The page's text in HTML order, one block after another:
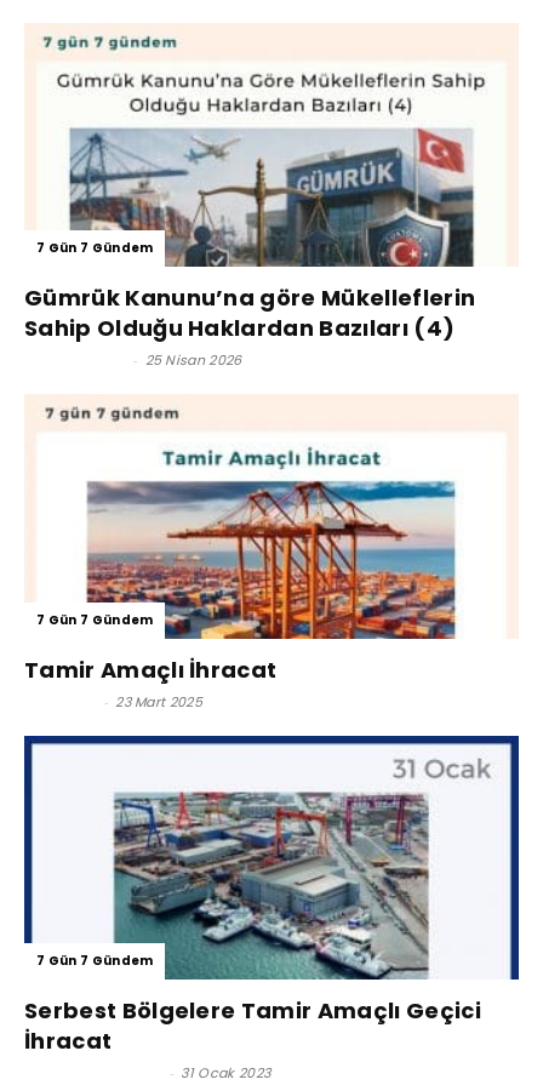
7 Gün 7 Gündem
Gümrük Kanunu’na göre Mükelleflerin
Sahip Olduğu Haklardan Bazıları (4)
- 25 Nisan 2026
7 Gün 7 Gündem
Tamir Amaçlı İhracat
- 23 Mart 2025
7 Gün 7 Gündem
Serbest Bölgelere Tamir Amaçlı Geçici
İhracat
- 31 Ocak 2023